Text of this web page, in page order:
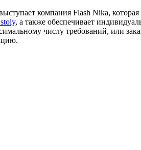
компания Flash Nika,
, а также обеспечивает
числу требований, или